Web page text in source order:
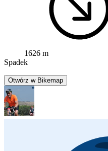
1626 m
Spadek
Otwórz w Bikemap